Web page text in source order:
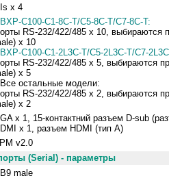
x 4
BXP-C100-C1-8C-T/C5-8C-T/C7-8C-T:
RS-232/422/485 x 10, выбираются
x 10
BXP-C100-C1-2L3C-T/C5-2L3C-T/C7-
RS-232/422/485 x 5, выбираются
x 5
Все остальные модели:
RS-232/422/485 x 2, выбираются
x 2
x 1, 15-контактний разъем D-sub (
x 1, разъем HDMI (тип A)
v2.0
(Serial) - параметры
male